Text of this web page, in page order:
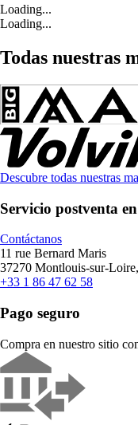
Loading...
Loading...
Todas nuestras
Descubre todas nuestras
Servicio postventa
Contáctanos
11 rue Bernard Maris
37270 Montlouis-sur-
+33 1 86 47 62 58
Pago seguro
Compra en nuestro sitio